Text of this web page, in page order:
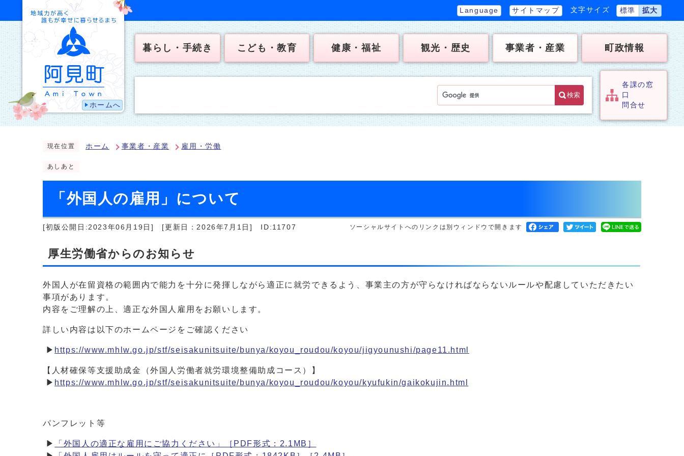
ホームへ
Language サイトマップ 文字サイズ 標準 拡大
暮らし・手続き こども・教育 健康・福祉 観光・歴史 事業者・産業 町政情報
検索
各課の窓
口
問合せ
現在位置 ホーム 事業者・産業 雇用・労働
あしあと
「外国人の雇用」について
[初版公開日:2023年06月19日] [更新日：2026年7月1日] ID:11707 ソーシャルサイトへのリンクは別ウィンドウで開きます
厚生労働省からのお知らせ
外国人が在留資格の範囲内で能力を十分に発揮しながら適正に就労できるよう、事業主の方が守らなければならないルールや配慮していただきたい
事項があります。
内容をご理解の上、適正な外国人雇用をお願いします。
詳しい内容は以下のホームページをご確認ください
▶ https://www.mhlw.go.jp/stf/seisakunitsuite/bunya/koyou_roudou/koyou/jigyounushi/page11.html
【人材確保等支援助成金（外国人労働者就労環境整備助成コース）】
▶ https://www.mhlw.go.jp/stf/seisakunitsuite/bunya/koyou_roudou/koyou/kyufukin/gaikokujin.html
パンフレット等
▶
「外国人の適正な雇用にご協力ください」［PDF形式：2.1MB］